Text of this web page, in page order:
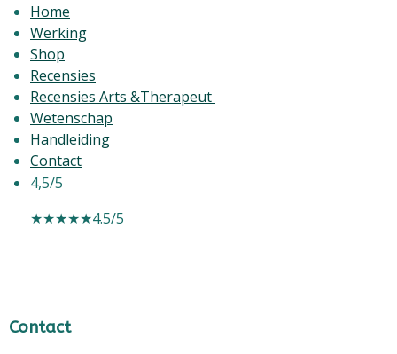
Home
Werking
Shop
Recensies
Recensies Arts &Therapeut
Wetenschap
Handleiding
Contact
4,5/5
★★★★★4.5/5
Contact